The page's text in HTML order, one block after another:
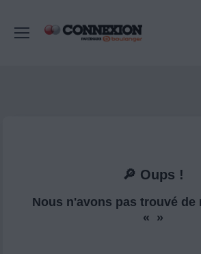
🔎 Oups !
Nous n'avons pas trouvé de
« »